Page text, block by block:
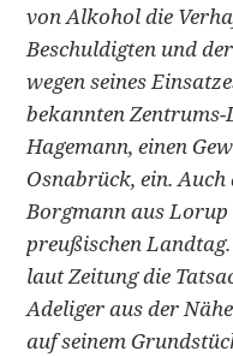
von Alkohol die
Beschuldigten und
wegen seines
bekannten
Hagemann, einen
Osnabrück, ein.
Borgmann aus
preußischen
laut Zeitung die
Adeliger aus der
auf seinem